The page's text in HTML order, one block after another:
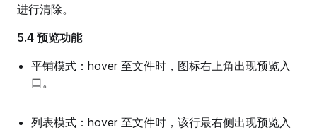
进行清除。
5.4 预览功能
平铺模式：hover 至文件时，图标右上角出现预览入
口。
列表模式：hover 至文件时，该行最右侧出现预览入